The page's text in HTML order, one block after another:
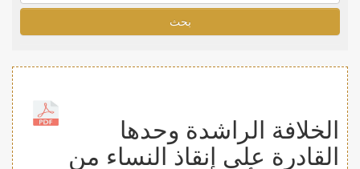
بحث
الخلافة الراشدة وحدها
القادرة على إنقاذ النساء من